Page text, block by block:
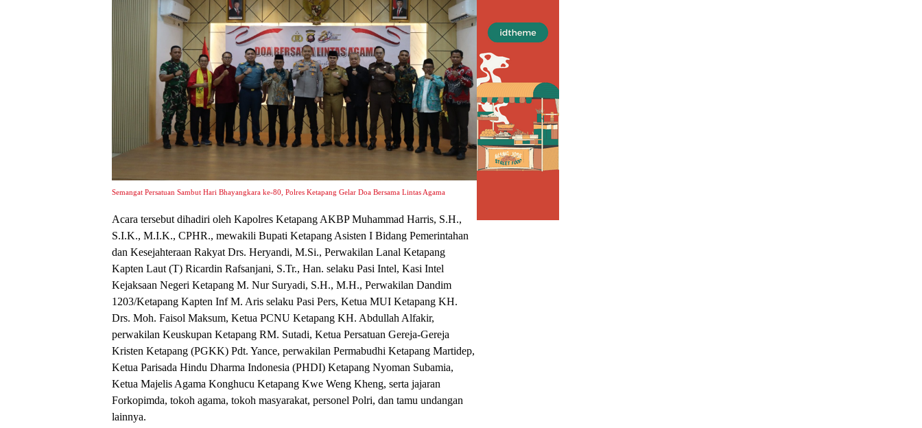
Semangat Persatuan Sambut Hari Bhayangkara ke-80, Polres Ketapang Gelar Doa Bersama Lintas Agama
Acara tersebut dihadiri oleh Kapolres Ketapang AKBP Muhammad Harris, S.H.,
S.I.K., M.I.K., CPHR., mewakili Bupati Ketapang Asisten I Bidang Pemerintahan
dan Kesejahteraan Rakyat Drs. Heryandi, M.Si., Perwakilan Lanal Ketapang
Kapten Laut (T) Ricardin Rafsanjani, S.Tr., Han. selaku Pasi Intel, Kasi Intel
Kejaksaan Negeri Ketapang M. Nur Suryadi, S.H., M.H., Perwakilan Dandim
1203/Ketapang Kapten Inf M. Aris selaku Pasi Pers, Ketua MUI Ketapang KH.
Drs. Moh. Faisol Maksum, Ketua PCNU Ketapang KH. Abdullah Alfakir,
perwakilan Keuskupan Ketapang RM. Sutadi, Ketua Persatuan Gereja-Gereja
Kristen Ketapang (PGKK) Pdt. Yance, perwakilan Permabudhi Ketapang Martidep,
Ketua Parisada Hindu Dharma Indonesia (PHDI) Ketapang Nyoman Subamia,
Ketua Majelis Agama Konghucu Ketapang Kwe Weng Kheng, serta jajaran
Forkopimda, tokoh agama, tokoh masyarakat, personel Polri, dan tamu undangan
lainnya.